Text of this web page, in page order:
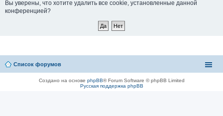
Вы уверены, что хотите удалить все cookie, установленные данной
конференцией?
Список форумов
Создано на основе phpBB® Forum Software © phpBB Limited
Русская поддержка phpBB